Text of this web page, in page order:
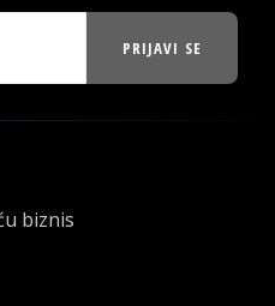
PRIJAVI SE
biznis